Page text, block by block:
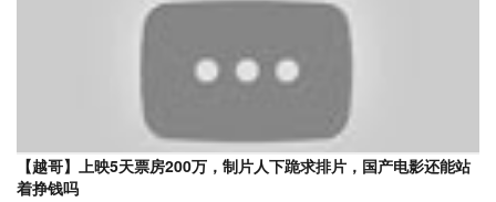
【越哥】上映5天票房200万，制片人下跪求排片，国产电影还能站
着挣钱吗